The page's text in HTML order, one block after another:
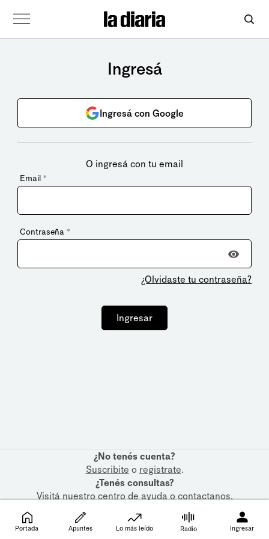
Ingresá
Ingresá con Google
O ingresá con tu email
Email *
Contraseña *
¿Olvidaste tu contraseña?
Ingresar
¿No tenés cuenta?
Suscribite o registrate.
¿Tenés consultas?
Visitá nuestrocentro de ayudaocontactanos.
Portada Apuntes Lo más leído Radio Ingresar